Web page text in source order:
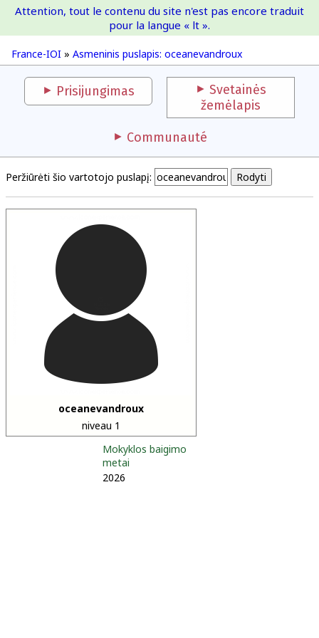
France-IOI
France-IOI » Asmeninis puslapis: oceanevandroux
Attention, tout le contenu du site n'est pas encore traduit
pour la langue « lt ».
Prisijungimas
Svetainės
žemėlapis
Communauté
Peržiūrėti šio vartotojo puslapį:
oceanevandroux
niveau 1
Mokyklos baigimo
metai
2026